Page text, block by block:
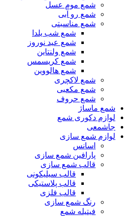
شمع موم عسل
شمع رو آبی
شمع مناسبتی
شمع شب یلدا
شمع عید نوروز
شمع ولنتاین
شمع کریسمس
شمع هالووین
شمع لاکچری
شمع مکعبی
شمع حروف
شمع ماساژ
لوازم دکوری شمع
جاشمعی
لوازم شمع سازی
اسانس
پارافین شمع سازی
قالب شمع سازی
قالب سیلیکونی
قالب پلاستیکی
قالب فلزی
رنگ شمع سازی
فیتیله شمع